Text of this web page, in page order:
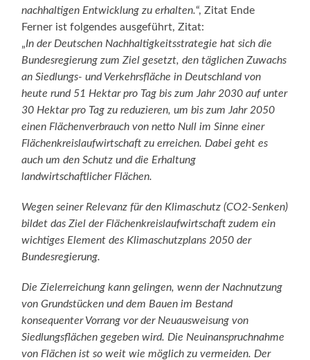
nachhaltigen Entwicklung zu erhalten.“, Zitat Ende
Ferner ist folgendes ausgeführt, Zitat:
„In der Deutschen Nachhaltigkeitsstrategie hat sich die
Bundesregierung zum Ziel gesetzt, den täglichen Zuwachs
an Siedlungs- und Verkehrsfläche in Deutschland von
heute rund 51 Hektar pro Tag bis zum Jahr 2030 auf unter
30 Hektar pro Tag zu reduzieren, um bis zum Jahr 2050
einen Flächenverbrauch von netto Null im Sinne einer
Flächenkreislaufwirtschaft zu erreichen. Dabei geht es
auch um den Schutz und die Erhaltung
landwirtschaftlicher Flächen.
Wegen seiner Relevanz für den Klimaschutz (CO2-Senken)
bildet das Ziel der Flächenkreislaufwirtschaft zudem ein
wichtiges Element des Klimaschutzplans 2050 der
Bundesregierung.
Die Zielerreichung kann gelingen, wenn der Nachnutzung
von Grundstücken und dem Bauen im Bestand
konsequenter Vorrang vor der Neuausweisung von
Siedlungsflächen gegeben wird. Die Neuinanspruchnahme
von Flächen ist so weit wie möglich zu vermeiden. Der